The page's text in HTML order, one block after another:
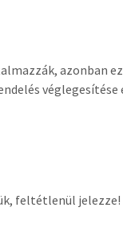
azonban
feltétlenül jelezze!